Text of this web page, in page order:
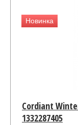
Новинка
Cordiant
1332287405